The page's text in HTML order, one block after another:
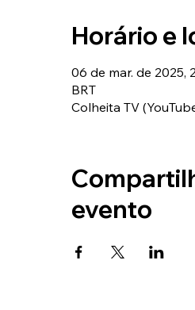
Horário e
06 de mar. de 2025,
BRT
Colheita TV
evento